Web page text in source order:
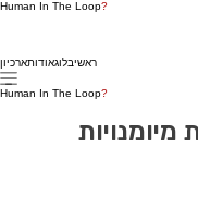
Human In The Loop?
ארכיוןאודותבלוגראשי
Human In The Loop?